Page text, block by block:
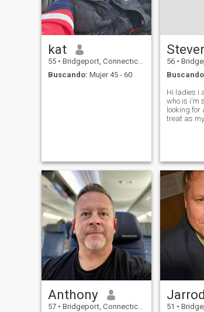
kat
55 • Bridgeport, Connecticut, Estados Unidos
Buscando: Mujer 45 - 60
56 • Bridgeport,
Hi ladies i
who is i'm
looking
treat as
Anthony
57 • Bridgeport, Connecticut, Estados Unidos
Jarrod
51 • Bridgeport,